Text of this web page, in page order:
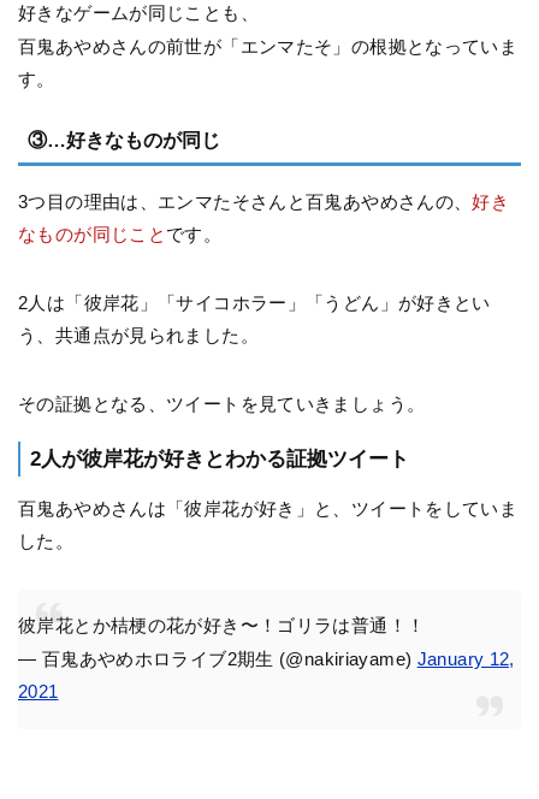
好きなゲームが同じことも、
百鬼あやめさんの前世が「エンマたそ」の根拠となっていま
す。
③…好きなものが同じ
3つ目の理由は、エンマたそさんと百鬼あやめさんの、好き
なものが同じこと です。
2人は「彼岸花」「サイコホラー」「うどん」が好きとい
う、共通点が見られました。
その証拠となる、ツイートを見ていきましょう。
2人が彼岸花が好きとわかる証拠ツイート
百鬼あやめさんは「彼岸花が好き」と、ツイートをしていま
した。
彼岸花とか桔梗の花が好き〜！ゴリラは普通！！
— 百鬼あやめホロライブ2期生 (@nakiriayame) January 12,
2021